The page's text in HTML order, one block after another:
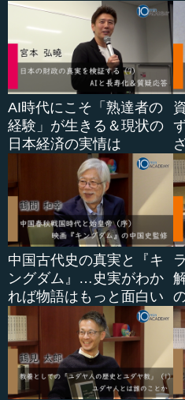
AI時代にこそ「熟達者の
経験」が生きる＆現状の
日本経済の実情は
中国古代史の真実と『キ
ングダム』…史実がわか
れば物語はもっと面白い